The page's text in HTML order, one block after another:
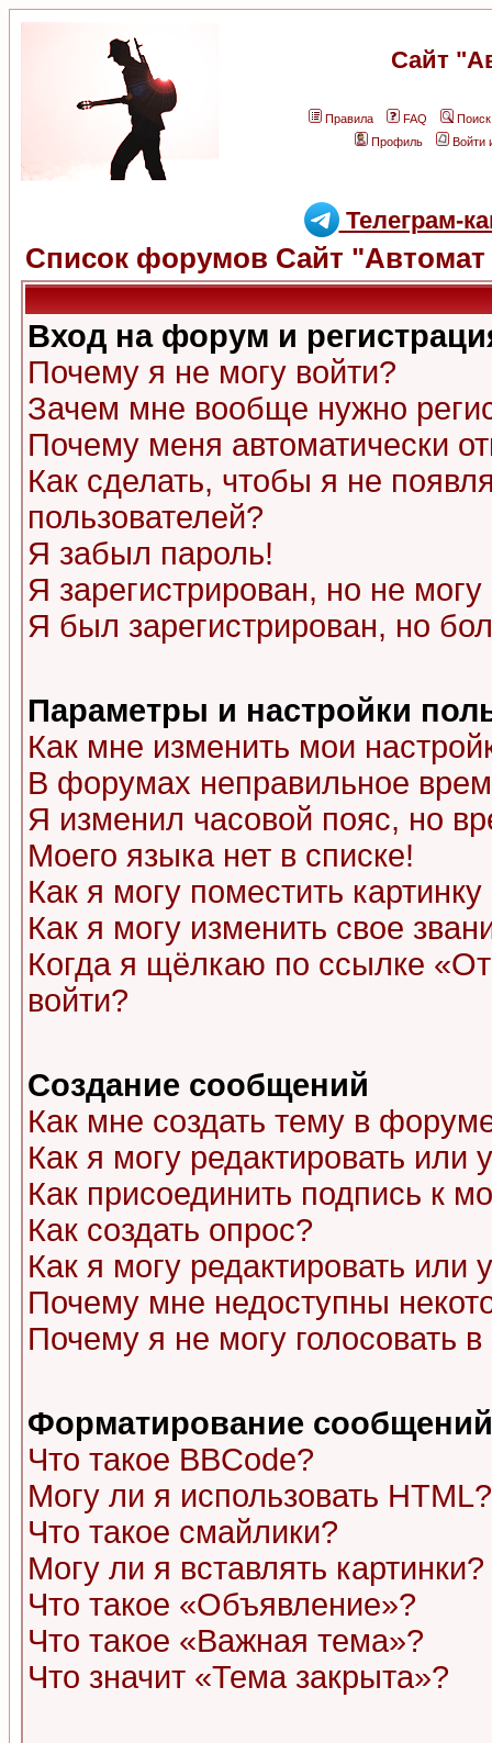
Сайт
Правила FAQ
Поиск
Профиль
Войти
Телеграм-
Список форумов Сайт "Автомат
Вход на форум и
Почему я не могу войти?
Зачем мне вообще нужно
Почему меня автоматически
Как сделать, чтобы я не
пользователей?
Я забыл пароль!
Я зарегистрирован, но не могу
Я был зарегистрирован, но
Параметры и настройки
Как мне изменить мои
В форумах неправильное
Я изменил часовой пояс, но
Моего языка нет в списке!
Как я могу поместить
Как я могу изменить свое
Когда я щёлкаю по ссылке
войти?
Создание сообщений
Как мне создать тему в
Как я могу редактировать или
Как присоединить подпись к
Как создать опрос?
Как я могу редактировать или
Почему мне недоступны
Почему я не могу голосовать
Форматирование
Что такое BBCode?
Могу ли я использовать HTML?
Что такое смайлики?
Могу ли я вставлять картинки?
Что такое «Объявление»?
Что такое «Важная тема»?
Что значит «Тема закрыта»?